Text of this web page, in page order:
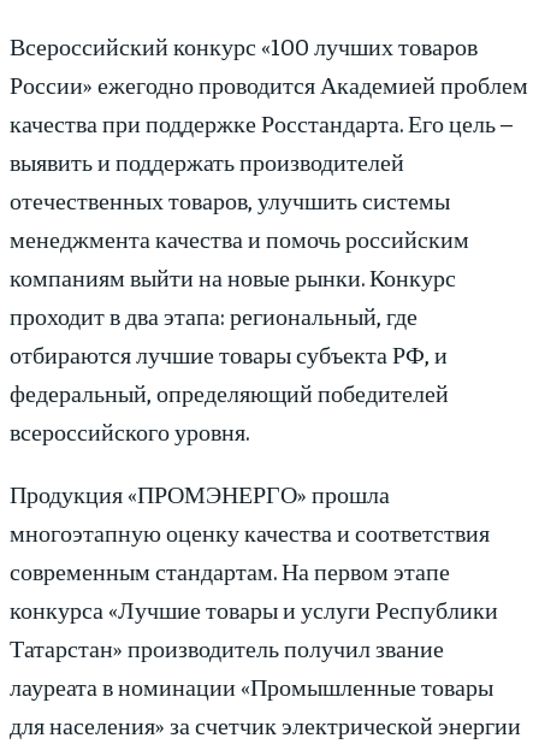
Всероссийский конкурс «100 лучших товаров
России» ежегодно проводится Академией проблем
качества при поддержке Росстандарта. Его цель –
выявить и поддержать производителей
отечественных товаров, улучшить системы
менеджмента качества и помочь российским
компаниям выйти на новые рынки. Конкурс
проходит в два этапа: региональный, где
отбираются лучшие товары субъекта РФ, и
федеральный, определяющий победителей
всероссийского уровня.
Продукция «ПРОМЭНЕРГО» прошла
многоэтапную оценку качества и соответствия
современным стандартам. На первом этапе
конкурса «Лучшие товары и услуги Республики
Татарстан» производитель получил звание
лауреата в номинации «Промышленные товары
для населения» за счетчик электрической энергии